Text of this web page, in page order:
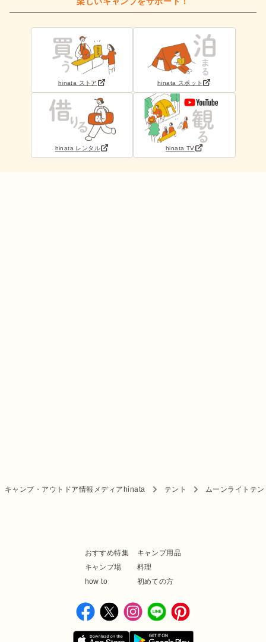
hinata ストア hinata スポット
hinata レンタル hinata TV
キャンプ・アウトドア情報メディアhinata テント ムーンライトテ
おすすめ特集
キャンプ用品
キャンプ場
料理
how to
初めての方